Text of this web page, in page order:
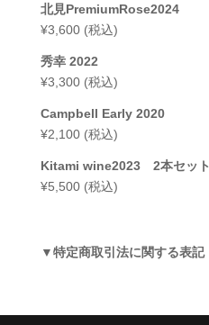
北見PremiumRose2024
¥3,600 (税込)
秀幸 2022
¥3,300 (税込)
Campbell Early 2020
¥2,100 (税込)
Kitami wine2023 2本セット
¥5,500 (税込)
▼特定商取引法に関する表記